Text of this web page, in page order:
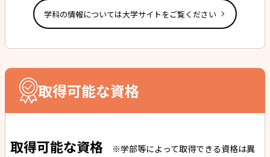
学科の情報については大学サイトをご覧ください
取得可能な資格
取得可能な資格
※学部等によって取得できる資格は異